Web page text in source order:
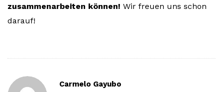
zusammenarbeiten können! Wir freuen uns schon
darauf!
Carmelo Gayubo